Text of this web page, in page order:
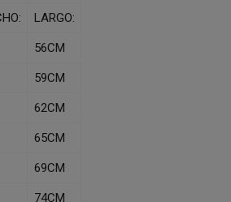
LARGO:
56CM
59CM
62CM
65CM
69CM
74CM